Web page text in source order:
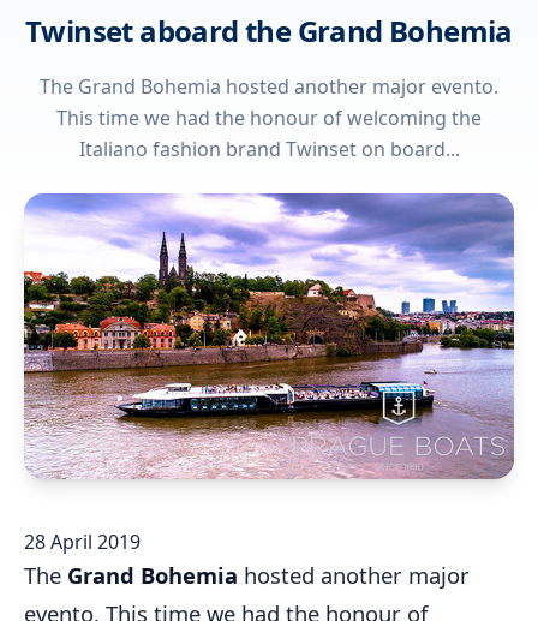
Twinset aboard the Grand Bohemia
The Grand Bohemia hosted another major evento.
This time we had the honour of welcoming the
Italiano fashion brand Twinset on board...
28 April 2019
The Grand Bohemia hosted another major
evento. This time we had the honour of